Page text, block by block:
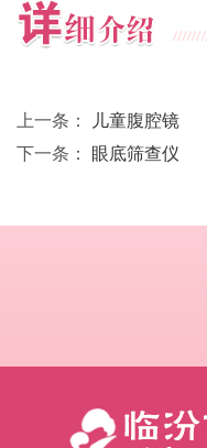
上一条：
儿童腹腔镜
下一条：
眼底筛查仪